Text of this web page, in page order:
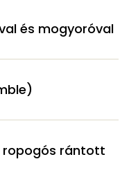
és mogyoróval
ropogós rántott